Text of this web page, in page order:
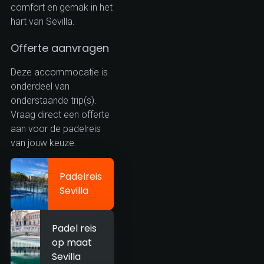
comfort en gemak in het
hart van Sevilla.
Offerte aanvragen
Deze accommocatie is
onderdeel van
onderstaande trip(s).
Vraag direct een offerte
aan voor de padelreis
van jouw keuze.
Padelreis
Sevilla
Padel reis
op maat
Sevilla